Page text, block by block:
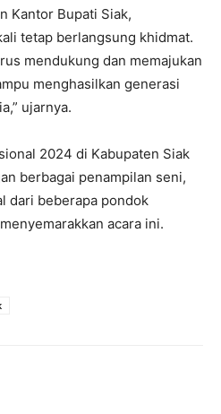
Kantor Bupati Siak,
tetap berlangsung khidmat.
mendukung dan memajukan
menghasilkan generasi
ujarnya.
2024 di Kabupaten Siak
berbagai penampilan seni,
dari beberapa pondok
acara ini.